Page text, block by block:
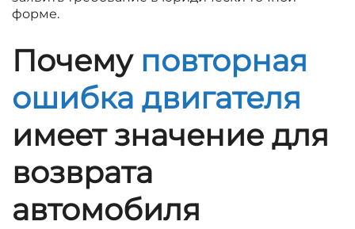
форме.
Почему повторная
ошибка двигателя
имеет значение для
возврата
автомобиля